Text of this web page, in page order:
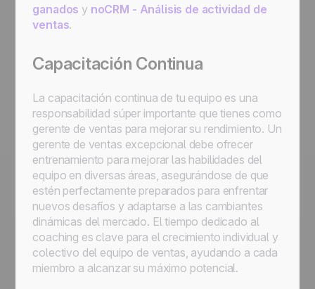
ganados y noCRM - Análisis de actividad de
ventas.
Capacitación Continua
La capacitación continua de tu equipo es una
responsabilidad súper importante que tienes como
gerente de ventas para mejorar su rendimiento. Un
gerente de ventas excepcional debe ofrecer
entrenamiento para mejorar las habilidades del
equipo en diversas áreas, asegurándose de que
estén perfectamente preparados para enfrentar
nuevos desafíos y adaptarse a las cambiantes
dinámicas del mercado. El tiempo dedicado al
coaching es clave para el crecimiento individual y
colectivo del equipo de ventas, ayudando a cada
miembro a alcanzar su máximo potencial.